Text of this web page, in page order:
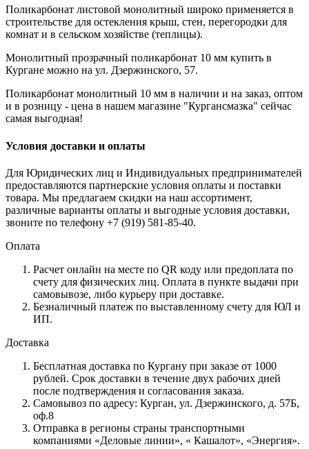
Поликарбонат листовой монолитный широко применяется в
строительстве для остекления крыш, стен, перегородки для
комнат и в сельском хозяйстве (теплицы).
Монолитный прозрачный поликарбонат 10 мм купить в
Кургане можно на ул. Дзержинского, 57.
Поликарбонат монолитный 10 мм в наличии и на заказ, оптом
и в розницу - цена в нашем магазине "Кургансмазка" сейчас
самая выгодная!
Условия доставки и оплаты
Для Юридических лиц и Индивидуальных предпринимателей
предоставляются партнерские условия оплаты и поставки
товара. Мы предлагаем скидки на наш ассортимент,
различные варианты оплаты и выгодные условия доставки,
звоните по телефону +7 (919) 581-85-40.
Оплата
Расчет онлайн на месте по QR коду или предоплата по
счету для физических лиц. Оплата в пункте выдачи при
самовывозе, либо курьеру при доставке.
Безналичный платеж по выставленному счету для ЮЛ и
ИП.
Доставка
Бесплатная доставка по Кургану при заказе от 1000
рублей. Срок доставки в течение двух рабочих дней
после подтверждения и согласования заказа.
Самовывоз по адресу: Курган, ул. Дзержинского, д. 57Б,
оф.8
Отправка в регионы страны транспортными
компаниями «Деловые линии», « Кашалот», «Энергия».